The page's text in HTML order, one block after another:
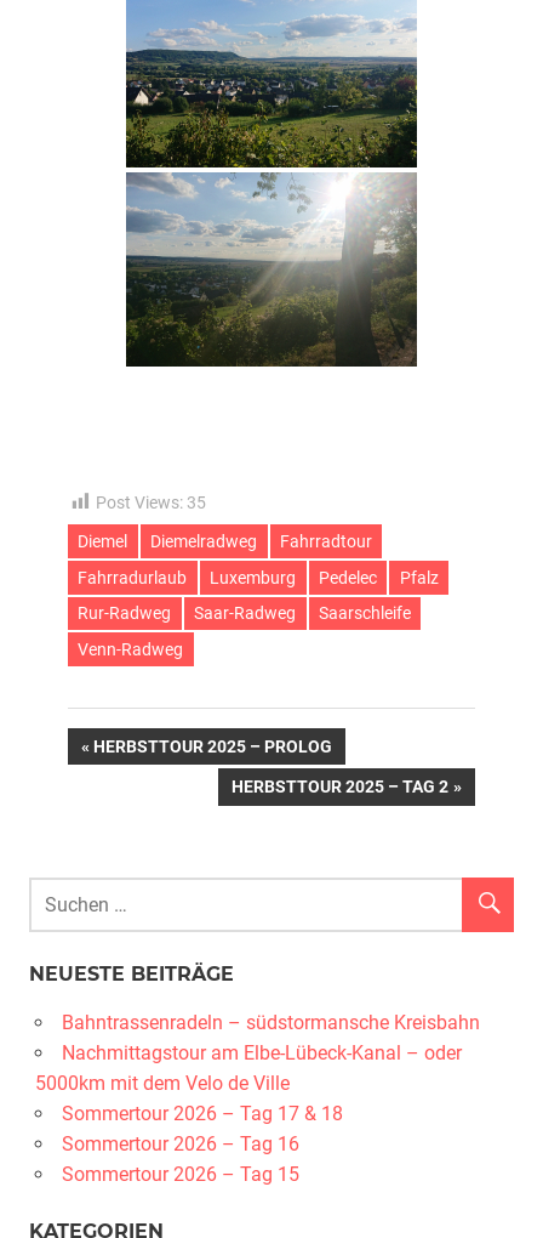
Post Views: 35
Diemel Diemelradweg
Fahrradtour
Fahrradurlaub
Luxemburg Pedelec
Pfalz
Rur-Radweg
Saar-Radweg
Saarschleife
Venn-Radweg
Beitragsnavigation
VORHERIGER
HERBSTTOUR 2025 – PROLOG
NÄCHSTER
BEITRAG:
HERBSTTOUR 2025 – TAG 2
NEUESTE BEITRÄGE
Bahntrassenradeln – südstormansche Kreisbahn
Nachmittagstour am Elbe-Lübeck-Kanal – oder
5000km mit dem Velo de Ville
Sommertour 2026 – Tag 17 & 18
Sommertour 2026 – Tag 16
Sommertour 2026 – Tag 15
KATEGORIEN